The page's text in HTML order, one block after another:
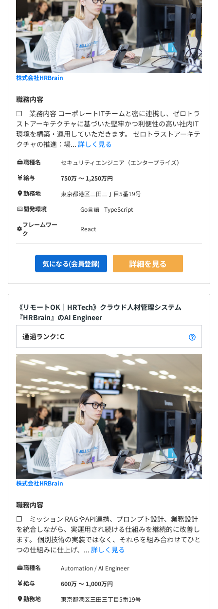
株式会社HRBrain
職務内容
❐ 業務内容 コーポレートITチームと密に連携し、ゼロトラ
ストアーキテクチャに基づいた堅牢かつ利便性の高い社内IT
環境を構築・運用していただきます。 ゼロトラストアーキテ
クチャの推進：場... 詳しく見る
職種名
セキュリティエンジニア（エンタープライズ）
給与
750万 〜 1,250万円
勤務地
東京都港区三田三丁目5番19号
開発環境
Go言語 TypeScript
フレームワー
ク
React
気になる(会員登録) 詳細を見る
《リモートOK｜HRTech》クラウド人材管理システム
『HRBrain』のAI Engineer
通過ランク：C
株式会社HRBrain
職務内容
❐ ミッション RAGやAPI連携、プロンプト設計、業務設計
を統合しながら、実運用され続ける仕組みを継続的に改善し
ます。 個別技術の実装ではなく、それらを組み合わせてひと
つの仕組みに仕上げ、... 詳しく見る
職種名
Automation / AI Engineer
給与
600万 〜 1,000万円
勤務地
東京都港区三田三丁目5番19号